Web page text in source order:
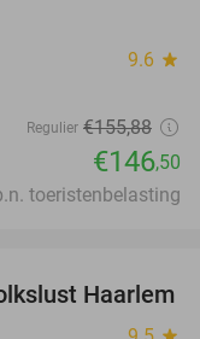
9.6 star
Regulier €155,88
€146,50
toeristenbelasting
43%
Haarlem